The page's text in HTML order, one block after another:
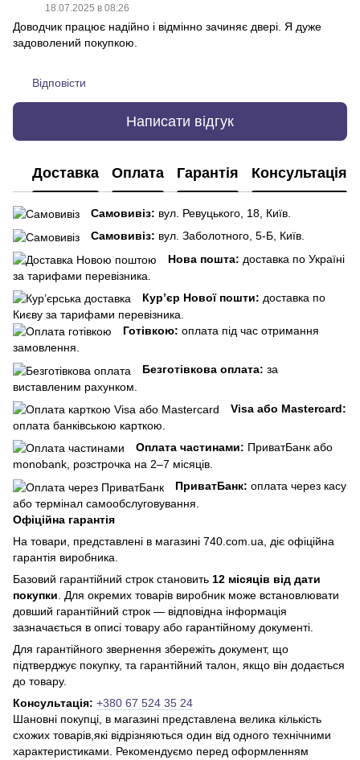
18.07.2025 в 08:26
Доводчик працює надійно і відмінно зачиняє двері. Я дуже
задоволений покупкою.
Відповісти
Написати відгук
Доставка Оплата Гарантія Консультація
Самовивіз: вул. Ревуцького, 18, Київ.
Самовивіз: вул. Заболотного, 5-Б, Київ.
Нова пошта: доставка по Україні
за тарифами перевізника.
Кур’єр Нової пошти: доставка по
Києву за тарифами перевізника.
Готівкою: оплата під час отримання
замовлення.
Безготівкова оплата: за
виставленим рахунком.
Visa або Mastercard:
оплата банківською карткою.
Оплата частинами: ПриватБанк або
monobank, розстрочка на 2–7 місяців.
ПриватБанк: оплата через касу
або термінал самообслуговування.
Офіційна гарантія
На товари, представлені в магазині 740.com.ua, діє офіційна
гарантія виробника.
Базовий гарантійний строк становить 12 місяців від дати
покупки . Для окремих товарів виробник може встановлювати
довший гарантійний строк — відповідна інформація
зазначається в описі товару або гарантійному документі.
Для гарантійного звернення збережіть документ, що
підтверджує покупку, та гарантійний талон, якщо він додається
до товару.
Консультація: +380 67 524 35 24
Шановні покупці, в магазині представлена ​​велика кількість
схожих товарів,які відрізняються один від одного технічними
характеристиками. Рекомендуємо перед оформленням